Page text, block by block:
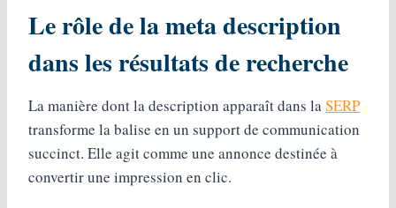
Le rôle de la meta description
dans les résultats de recherche
La manière dont la description apparaît dans laSERP
transforme la balise en un support de communication
succinct. Elle agit comme une annonce destinée à
convertir une impression en clic.